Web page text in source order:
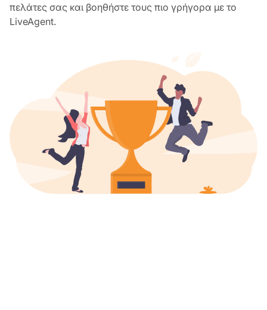
πελάτες σας και βοηθήστε τους πιο γρήγορα με το
LiveAgent.